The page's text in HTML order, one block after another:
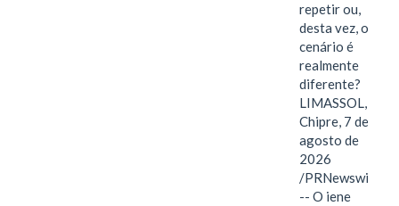
repetir ou,
desta vez, o
cenário é
realmente
diferente?
LIMASSOL,
Chipre, 7 de
agosto de
2026
/PRNewswire/
-- O iene